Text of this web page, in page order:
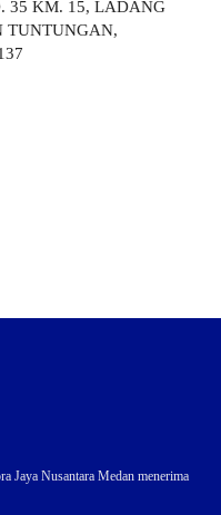
35 KM. 15, LADANG
TUNTUNGAN,
Nusantara Medan menerima